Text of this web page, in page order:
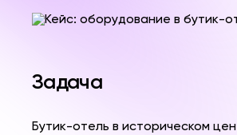
Задача
Бутик-отель в историческом